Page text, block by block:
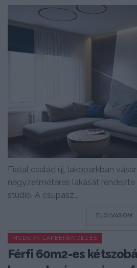
Fiatal család új, lakóparkban
négyzetméteres lakását
stúdió. A csupasz...
ELOLVASOM
MODERN LAKBERENDEZÉS
Férfi 60m2-es